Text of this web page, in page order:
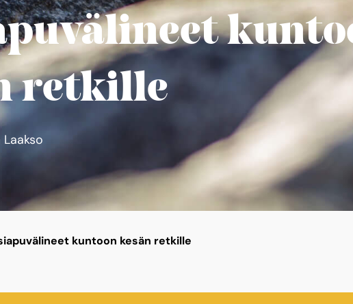
retkille
kuntoon kesän retkille